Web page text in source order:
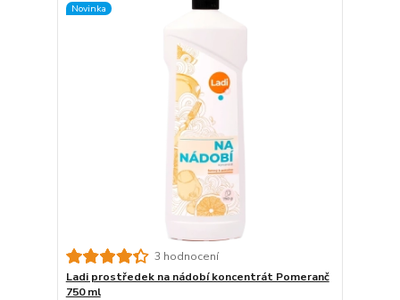
Novinka
3 hodnocení
Ladi prostředek na nádobí koncentrát Pomeranč
750 ml